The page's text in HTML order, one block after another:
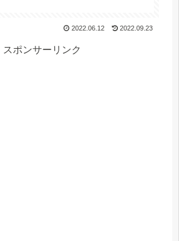
2022.06.12 2022.09.23
スポンサーリンク